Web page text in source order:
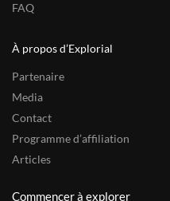
FAQ
À propos d’Explorial
Partenaire
Media
Contact
Programme d’affiliation
Articles
Commencer à explorer